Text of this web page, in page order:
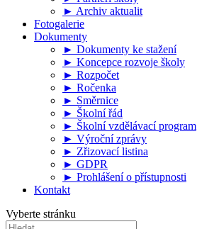
► Archiv aktualit
Fotogalerie
Dokumenty
► Dokumenty ke stažení
► Koncepce rozvoje školy
► Rozpočet
► Ročenka
► Směrnice
► Školní řád
► Školní vzdělávací program
► Výroční zprávy
► Zřizovací listina
► GDPR
► Prohlášení o přístupnosti
Kontakt
Vyberte stránku